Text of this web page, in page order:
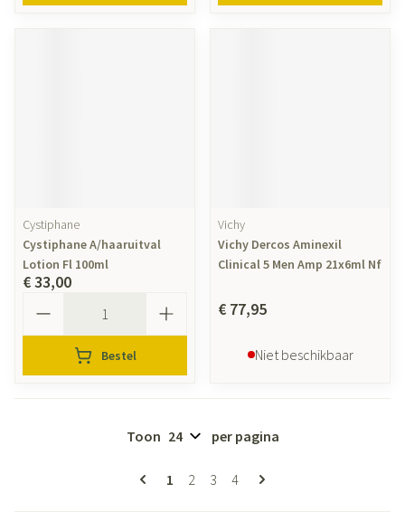
Cystiphane
Cystiphane A/haaruitval
Lotion Fl 100ml
€ 33,00
Bestel
Vichy
Vichy Dercos Aminexil
Clinical 5 Men Amp 21x6ml Nf
€ 77,95
Niet beschikbaar
Pagina's
U lees momenteel pagina
1 Pagina
2 Pagina
3 Pagina
4
Toon per pagina